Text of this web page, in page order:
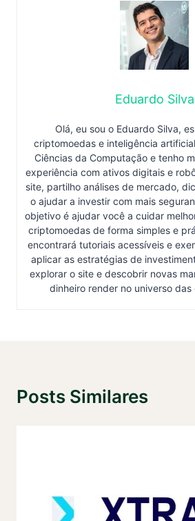
Eduardo Silva
Olá, eu sou o Eduardo Silva,
criptomoedas e inteligência
Ciências da Computação e tenho
experiência com ativos digitais e
site, partilho análises de mercado,
o ajudar a investir com mais
objetivo é ajudar você a cuidar
criptomoedas de forma simples e
encontrará tutoriais acessíveis e
aplicar as estratégias de
explorar o site e descobrir novas
dinheiro render no universo
Posts Similares